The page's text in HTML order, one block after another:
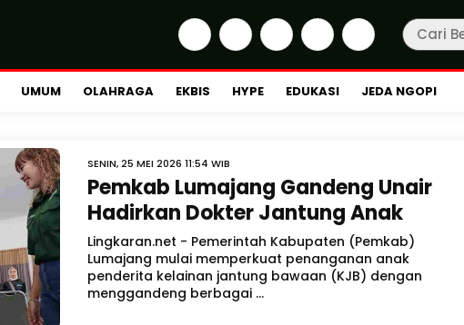
UMUM OLAHRAGA EKBIS HYPE EDUKASI JEDA NGOPI
SENIN, 25 MEI 2026 11:54 WIB
Pemkab Lumajang Gandeng Unair
Hadirkan Dokter Jantung Anak
Lingkaran.net - Pemerintah Kabupaten (Pemkab)
Lumajang mulai memperkuat penanganan anak
penderita kelainan jantung bawaan (KJB) dengan
menggandeng berbagai ...